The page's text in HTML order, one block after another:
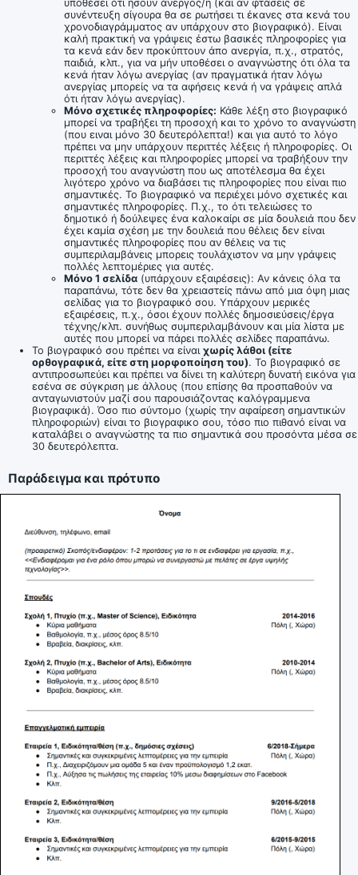
υποθέσει ότι ήσουν άνεργος/η (και αν φτάσεις σε
συνέντευξη σίγουρα θα σε ρωτήσει τι έκανες στα κενά του
χρονοδιαγράμματος αν υπάρχουν στο βιογραφικό). Είναι
καλή πρακτική να γράψεις έστω βασικές πληροφορίες για
τα κενά εάν δεν προκύπτουν άπο ανεργία, π.χ., στρατός,
παιδιά, κλπ., για να μήν υποθέσει ο αναγνώστης ότι όλα τα
κενά ήταν λόγω ανεργίας (αν πραγματικά ήταν λόγω
ανεργίας μπορείς να τα αφήσεις κενά ή να γράψεις απλά
ότι ήταν λόγω ανεργίας).
Μόνο σχετικές πληροφορίες: Κάθε λέξη στο βιογραφικό
μπορεί να τραβήξει τη προσοχή και το χρόνο το αναγνώστη
(που ειναι μόνο 30 δευτερόλεπτα!) και για αυτό το λόγο
πρέπει να μην υπάρχουν περιττές λέξεις ή πληροφορίες. Οι
περιττές λέξεις και πληροφορίες μπορεί να τραβήξουν την
προσοχή του αναγνώστη που ως αποτέλεσμα θα έχει
λιγότερο χρόνο να διαβάσει τις πληροφορίες που είναι πιο
σημαντικές. Το βιογραφικό να περιέχει μόνο σχετικές και
σημαντικές πληροφορίες. Π.χ., το ότι τελειώσες το
δημοτικό ή δούλεψες ένα καλοκαίρι σε μία δουλειά που δεν
έχει καμία σχέση με την δουλειά που θέλεις δεν είναι
σημαντικές πληροφορίες που αν θέλεις να τις
συμπεριλαμβάνεις μπορεις τουλάχιστον να μην γράψεις
πολλές λεπτομέριες για αυτές.
Μόνο 1 σελίδα (υπάρχουν εξαιρέσεις): Αν κάνεις όλα τα
παραπάνω, τότε δεν θα χρειαστείς πάνω από μια όψη μιας
σελίδας για το βιογραφικό σου. Υπάρχουν μερικές
εξαιρέσεις, π.χ., όσοι έχουν πολλές δημοσιεύσεις/έργα
τέχνης/κλπ. συνήθως συμπεριλαμβάνουν και μία λίστα με
αυτές που μπορεί να πάρει πολλές σελίδες παραπάνω.
Το βιογραφικό σου πρέπει να είναι χωρίς λάθοι (είτε
ορθογραφικά, είτε στη μορφοποίηση του). Το βιογραφικό σε
αντιπροσωπεύει και πρέπει να δίνει τη καλύτερη δυνατή εικόνα για
εσένα σε σύγκριση με άλλους (που επίσης θα προσπαθούν να
ανταγωνιστούν μαζί σου παρουσιάζοντας καλόγραμμενα
βιογραφικά). Όσο πιο σύντομο (χωρίς την αφαίρεση σημαντικών
πληροφοριών) είναι το βιογραφικο σου, τόσο πιο πιθανό είναι να
καταλάβει ο αναγνώστης τα πιο σημαντικά σου προσόντα μέσα σε
30 δευτερόλεπτα.
Παράδειγμα και πρότυπο